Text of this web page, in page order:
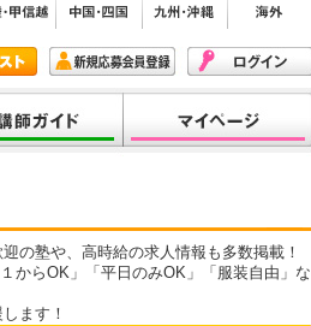
の塾や、高時給の求人情報も多数掲載！
からOK」「平日のみOK」「服装自由」な
ます！